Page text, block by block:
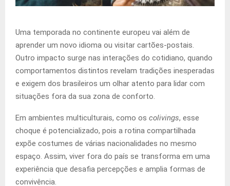
Uma temporada no continente europeu vai além de
aprender um novo idioma ou visitar cartões-postais.
Outro impacto surge nas interações do cotidiano, quando
comportamentos distintos revelam tradições inesperadas
e exigem dos brasileiros um olhar atento para lidar com
situações fora da sua zona de conforto.
Em ambientes multiculturais, como os colivings, esse
choque é potencializado, pois a rotina compartilhada
expõe costumes de várias nacionalidades no mesmo
espaço. Assim, viver fora do país se transforma em uma
experiência que desafia percepções e amplia formas de
convivência.